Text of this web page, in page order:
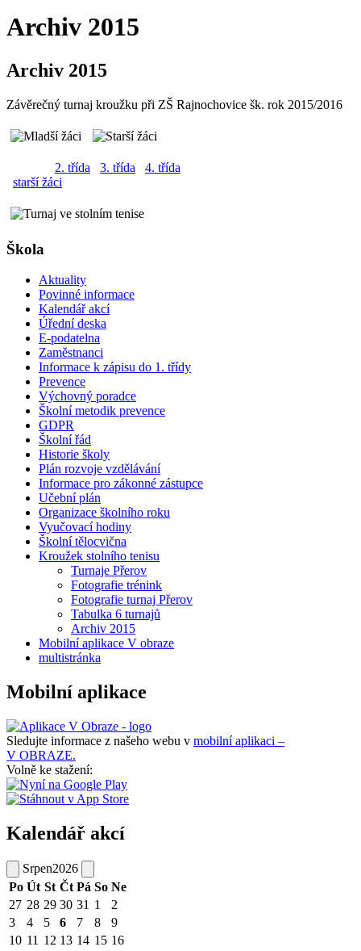
Archiv 2015
Archiv 2015
Závěrečný turnaj kroužku při ZŠ Rajnochovice šk. rok 2015/2016
2. třída 3. třída
4. třída
starší žáci
Škola
Aktuality
Povinné informace
Kalendář akcí
Úřední deska
E-podatelna
Zaměstnanci
Informace k zápisu do 1. třídy
Prevence
Výchovný poradce
Školní metodik prevence
GDPR
Školní řád
Historie školy
Plán rozvoje vzdělávání
Informace pro zákonné zástupce
Učební plán
Organizace školního roku
Vyučovací hodiny
Školní tělocvična
Kroužek stolního tenisu
Turnaje Přerov
Fotografie trénink
Fotografie turnaj Přerov
Tabulka 6 turnajů
Archiv 2015
Mobilní aplikace V obraze
multistránka
Mobilní aplikace
Sledujte informace z našeho webu v mobilní aplikaci –
V OBRAZE.
Volně ke stažení:
Kalendář akcí
Srpen2026
Po Út St Čt Pá So Ne
27 28 29 30 31 1
2
3
4 5 6 7 8
9
10 11 12 13 14 15 16